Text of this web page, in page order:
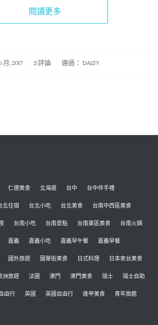
閱讀更多
月, 2017 3 評論 通過： DAISY
仁德美食 北海道 台中 台中伴手禮
北住宿 台北小吃 台北美食 台南中西區美食
台南小吃 台南景點 台南東區美食 台南火鍋
嘉義 嘉義小吃 嘉義早午餐 嘉義早餐
國外旅遊 國華街美食 日式料理 日本來台美食
洲旅遊 法國 澳門 澳門美食 瑞士 瑞士自助
由行 英國 英國自由行 逢甲美食 青年旅館